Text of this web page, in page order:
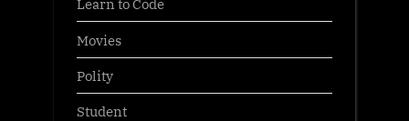
Learn to Code
Movies
Polity
Student